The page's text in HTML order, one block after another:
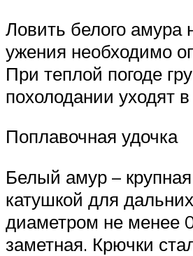
Ловить белого амура
ужения необходимо
При теплой погоде
похолодании уходят
Поплавочная удочка
Белый амур –
катушкой для
диаметром не менее
заметная. Крючки